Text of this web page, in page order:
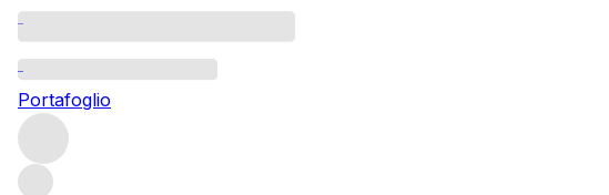
Portafoglio
2014 Nervi
Acquired this parcel in 2019 and aging beautifully in our cellars since,
revered producers. A rare opportunity to experience the legacy of Nervi